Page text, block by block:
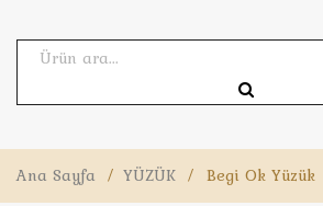
Ana Sayfa / YÜZÜK / Begi Ok Yüzük